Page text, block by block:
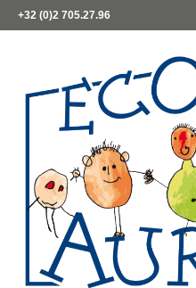
+32 (0)2 705.27.96